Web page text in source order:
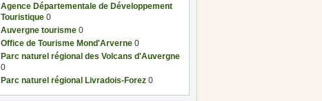
Agence Départementale de Développement
Touristique 0
Auvergne tourisme 0
Office de Tourisme Mond'Arverne 0
Parc naturel régional des Volcans d'Auvergne
0
Parc naturel régional Livradois-Forez 0